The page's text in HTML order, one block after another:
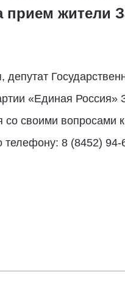
прием жители
депутат
«Единая
со своими вопросами
телефону: ‎8 (‎‎8452) 94-